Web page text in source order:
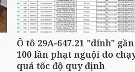
Ô tô 29A-647.21 "dính" gần
100 lần phạt nguội do
quá tốc độ quy định